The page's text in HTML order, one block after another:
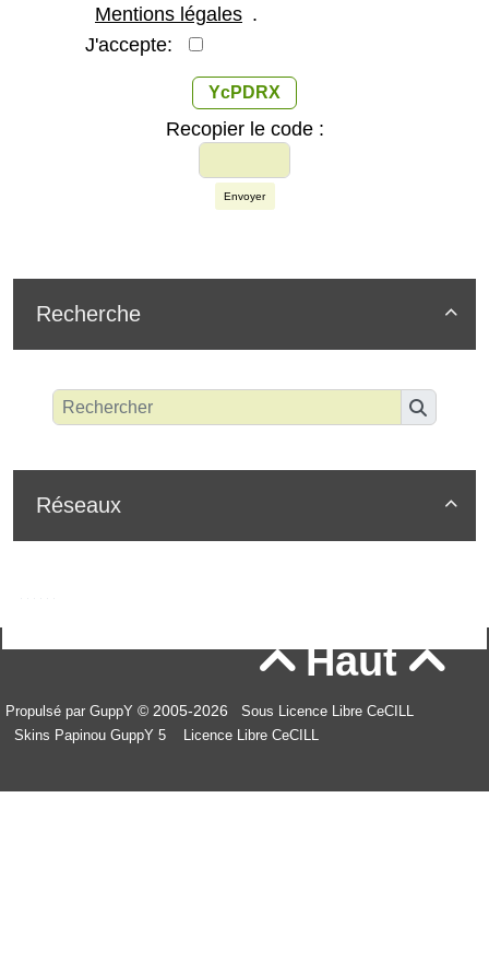
Mentions légales .
J'accepte:
YcPDRX
Recopier le code :
Envoyer

Recherche

Réseaux
Haut
Propulsé par GuppY © 2005-2026
Sous Licence Libre CeCILL
Skins Papinou GuppY 5
Licence Libre CeCILL